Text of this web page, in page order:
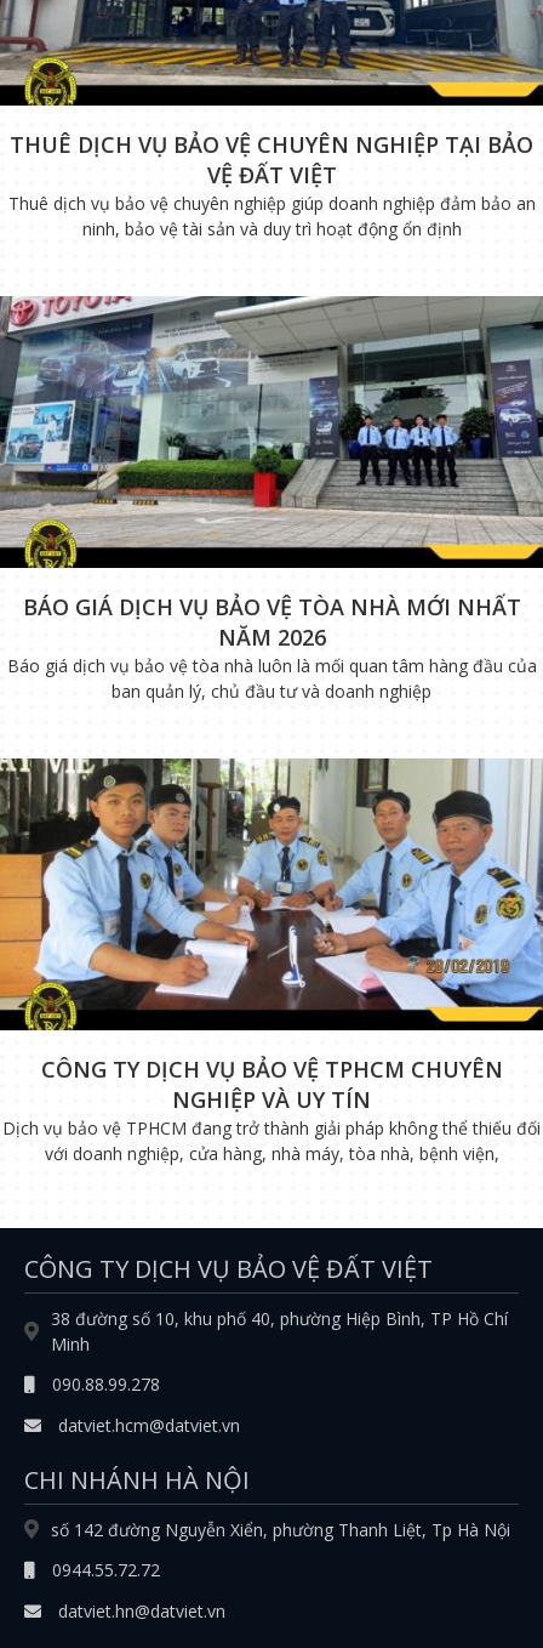
THUÊ DỊCH VỤ BẢO VỆ CHUYÊN NGHIỆP TẠI BẢO
VỆ ĐẤT VIỆT
Thuê dịch vụ bảo vệ chuyên nghiệp giúp doanh nghiệp đảm bảo an
ninh, bảo vệ tài sản và duy trì hoạt động ổn định
BÁO GIÁ DỊCH VỤ BẢO VỆ TÒA NHÀ MỚI NHẤT
NĂM 2026
Báo giá dịch vụ bảo vệ tòa nhà luôn là mối quan tâm hàng đầu của
ban quản lý, chủ đầu tư và doanh nghiệp
CÔNG TY DỊCH VỤ BẢO VỆ TPHCM CHUYÊN
NGHIỆP VÀ UY TÍN
Dịch vụ bảo vệ TPHCM đang trở thành giải pháp không thể thiếu đối
với doanh nghiệp, cửa hàng, nhà máy, tòa nhà, bệnh viện,
CÔNG TY DỊCH VỤ BẢO VỆ ĐẤT VIỆT
38 đường số 10, khu phố 40, phường Hiệp Bình, TP Hồ Chí
Minh
090.88.99.278
datviet.hcm@datviet.vn
CHI NHÁNH HÀ NỘI
số 142 đường Nguyễn Xiển, phường Thanh Liệt, Tp Hà Nội
0944.55.72.72
datviet.hn@datviet.vn